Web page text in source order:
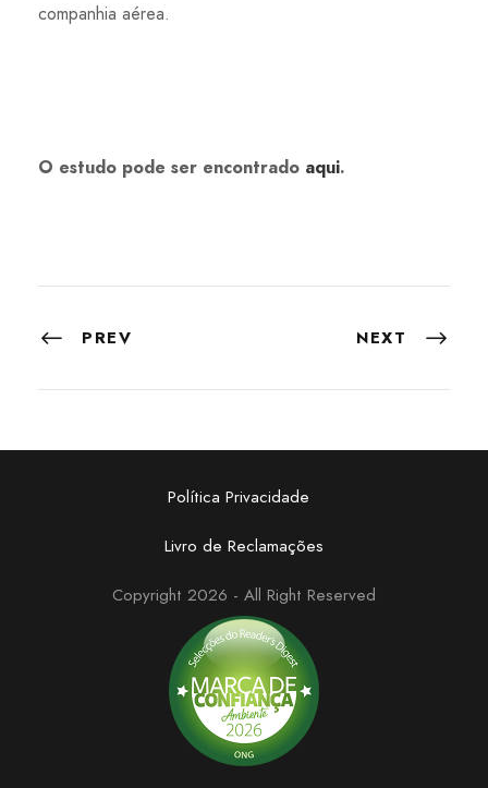
companhia aérea.
O estudo pode ser encontrado aqui.
PREV NEXT
Política Privacidade
Livro de Reclamações
Copyright 2026 - All Right Reserved